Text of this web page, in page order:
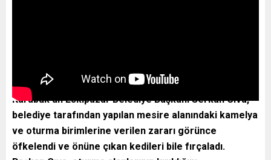
Karabük’ün Eskipazar Belediye Başkanı Serkan Cıva,
belediye tarafından yapılan mesire alanındaki kamelya
ve oturma birimlerine verilen zararı görünce
öfkelendi ve önüne çıkan kedileri bile fırçaladı.